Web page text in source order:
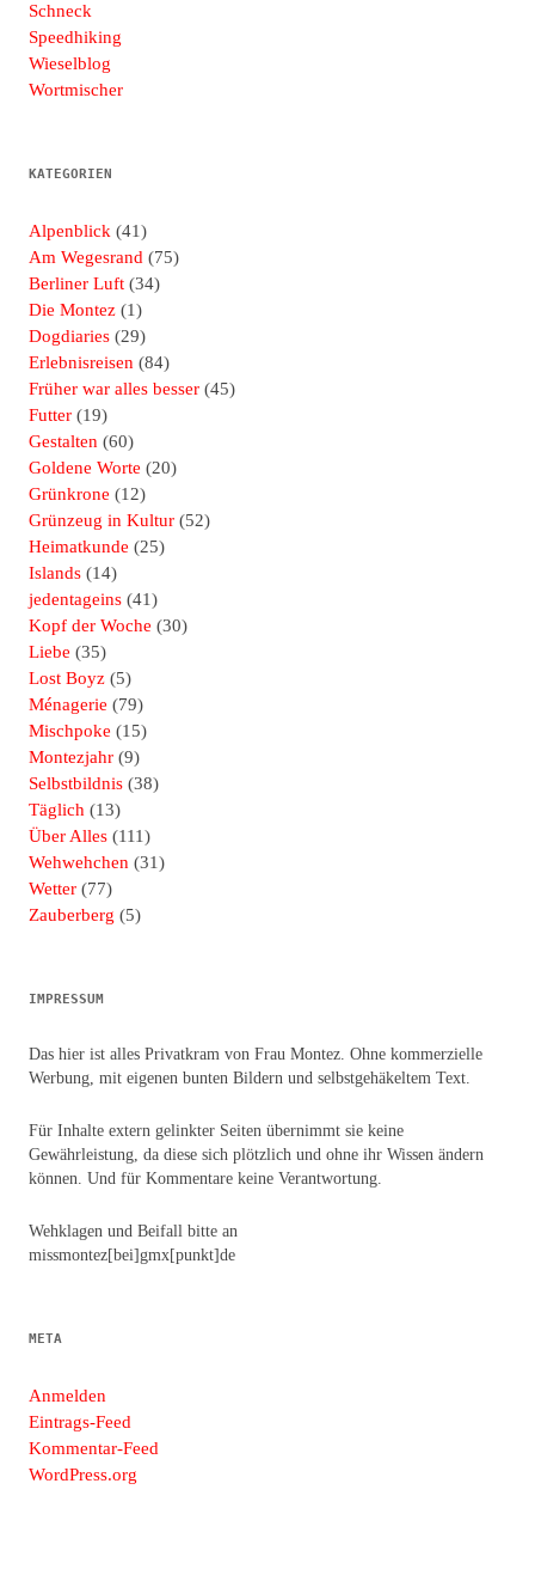
Schneck
Speedhiking
Wieselblog
Wortmischer
KATEGORIEN
Alpenblick (41)
Am Wegesrand (75)
Berliner Luft (34)
Die Montez (1)
Dogdiaries (29)
Erlebnisreisen (84)
Früher war alles besser (45)
Futter (19)
Gestalten (60)
Goldene Worte (20)
Grünkrone (12)
Grünzeug in Kultur (52)
Heimatkunde (25)
Islands (14)
jedentageins (41)
Kopf der Woche (30)
Liebe (35)
Lost Boyz (5)
Ménagerie (79)
Mischpoke (15)
Montezjahr (9)
Selbstbildnis (38)
Täglich (13)
Über Alles (111)
Wehwehchen (31)
Wetter (77)
Zauberberg (5)
IMPRESSUM
Das hier ist alles Privatkram von Frau Montez. Ohne kommerzielle
Werbung, mit eigenen bunten Bildern und selbstgehäkeltem Text.
Für Inhalte extern gelinkter Seiten übernimmt sie keine
Gewährleistung, da diese sich plötzlich und ohne ihr Wissen ändern
können. Und für Kommentare keine Verantwortung.
Wehklagen und Beifall bitte an
missmontez[bei]gmx[punkt]de
META
Anmelden
Eintrags-Feed
Kommentar-Feed
WordPress.org